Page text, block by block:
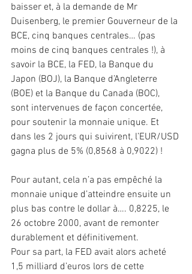
baisser et, à la demande de Mr
Duisenberg, le premier Gouverneur de la
BCE, cinq banques centrales… (pas
moins de cinq banques centrales !), à
savoir la BCE, la FED, la Banque du
Japon (BOJ), la Banque d’Angleterre
(BOE) et la Banque du Canada (BOC),
sont intervenues de façon concertée,
pour soutenir la monnaie unique. Et
dans les 2 jours qui suivirent, l’EUR/USD
gagna plus de 5% (0,8568 à 0,9022) !
Pour autant, cela n’a pas empêché la
monnaie unique d’atteindre ensuite un
plus bas contre le dollar à…. 0,8225, le
26 octobre 2000, avant de remonter
durablement et définitivement.
Pour sa part, la FED avait alors acheté
1,5 milliard d’euros lors de cette